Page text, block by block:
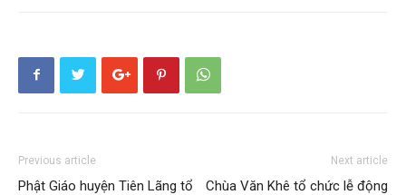
Previous article
Phật Giáo huyện Tiên Lãng tổ
Next article
Chùa Văn Khê tổ chức lễ động